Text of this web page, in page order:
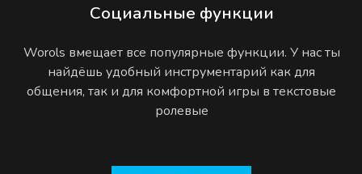
Социальные функции
Worols вмещает все популярные функции. У нас ты
найдёшь удобный инструментарий как для
общения, так и для комфортной игры в текстовые
ролевые